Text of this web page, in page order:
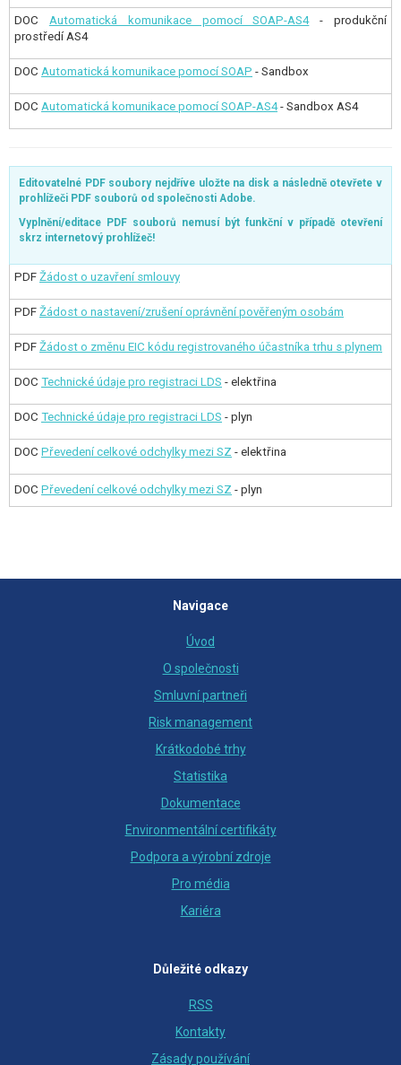
DOC Automatická komunikace pomocí SOAP-AS4- produkční
prostředí AS4
DOC Automatická komunikace pomocí SOAP - Sandbox
DOC Automatická komunikace pomocí SOAP-AS4- Sandbox AS4
Editovatelné PDF soubory nejdříve uložte na disk a následně otevřete v
prohlížeči PDF souborů od společnosti Adobe.
Vyplnění/editace PDF souborů nemusí být funkční v případě otevření
skrz internetový prohlížeč!
PDF Žádost o uzavření smlouvy
PDF Žádost o nastavení/zrušení oprávnění pověřeným osobám
PDF Žádost o změnu EIC kódu registrovaného účastníka trhu s plynem
DOC Technické údaje pro registraci LDS - elektřina
DOC Technické údaje pro registraci LDS - plyn
DOC Převedení celkové odchylky mezi SZ - elektřina
DOC Převedení celkové odchylky mezi SZ - plyn
Navigace
Úvod
O společnosti
Smluvní partneři
Risk management
Krátkodobé trhy
Statistika
Dokumentace
Environmentální certifikáty
Podpora a výrobní zdroje
Pro média
Kariéra
Důležité odkazy
RSS
Kontakty
Zásady používání